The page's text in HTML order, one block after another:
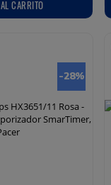
AL CARRITO
-28%